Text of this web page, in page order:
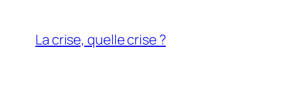
contenu
La crise, quelle crise ?